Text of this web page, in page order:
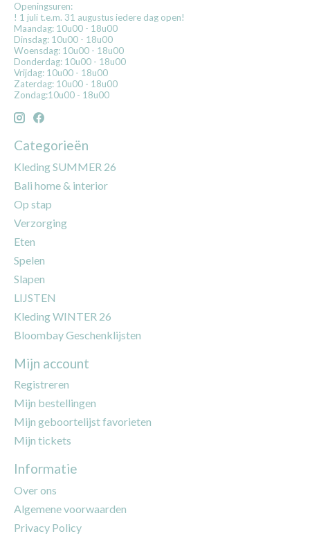
Openingsuren:
! 1 juli t.e.m. 31 augustus iedere dag open!
Maandag: 10u00 - 18u00
Dinsdag: 10u00 - 18u00
Woensdag: 10u00 - 18u00
Donderdag: 10u00 - 18u00
Vrijdag: 10u00 - 18u00
Zaterdag: 10u00 - 18u00
Zondag:10u00 - 18u00
Categorieën
Kleding SUMMER 26
Bali home & interior
Op stap
Verzorging
Eten
Spelen
Slapen
LIJSTEN
Kleding WINTER 26
Bloombay Geschenklijsten
Mijn account
Registreren
Mijn bestellingen
Mijn geboortelijst favorieten
Mijn tickets
Informatie
Over ons
Algemene voorwaarden
Privacy Policy